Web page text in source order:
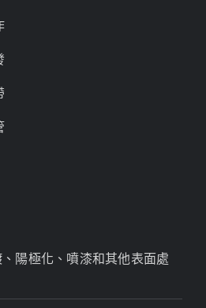
陽極化、噴漆和其他表面處